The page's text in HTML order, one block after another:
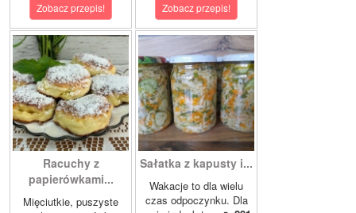
Zobacz przepis! Zobacz przepis!
Racuchy z
papierówkami...
Mięciutkie, puszyste
Sałatka z kapusty i...
Wakacje to dla wielu
czas odpoczynku. Dla